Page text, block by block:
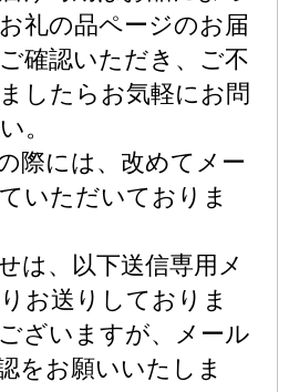
礼の品ページのお届
確認いただき、ご不
したらお気軽にお問
。
際には、改めてメー
いただいておりま
は、以下送信専用メ
お送りしておりま
ざいますが、メール
をお願いいたしま